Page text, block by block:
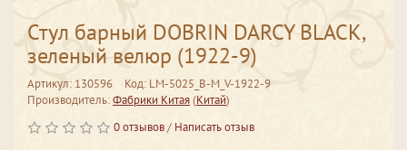
Стул барный DOBRIN DARCY BLACK,
зеленый велюр (1922-9)
Артикул: 130596
Код: LM-5025_B-M_V-1922-9
Производитель:Фабрики Китая(Китай)
0 отзывов/ Написать отзыв